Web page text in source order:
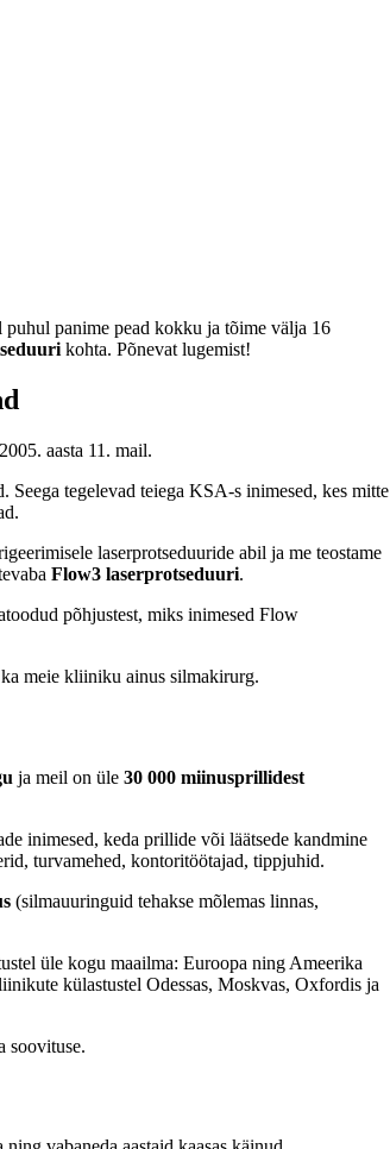
puhul panime pead kokku ja tõime välja 16
kohta. Põnevat lugemist!
aasta 11. mail.
Seega tegelevad teiega KSA-s inimesed, kes mitte
laserprotseduuride abil ja me teostame
Flow3 laserprotseduuri.
põhjustest, miks inimesed Flow
meie kliiniku ainus silmakirurg.
ja meil on üle 30 000 miinusprillidest
inimesed, keda prillide või läätsede kandmine
turvamehed, kontoritöötajad, tippjuhid.
(silmauuringuid tehakse mõlemas linnas,
üle kogu maailma: Euroopa ning Ameerika
külastustel Odessas, Moskvas, Oxfordis ja
soovituse.